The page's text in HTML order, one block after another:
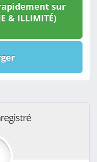
sur
& ILLIMITÉ)